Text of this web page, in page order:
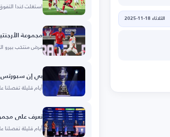
الثلاثاء 18-11-2025
استغلت كندا التفوق
مجموعة
فرض منتخب بيرو
بي إن سبورتس
أيام قليلة تفصلنا
تعرف على
أيام قليلة تفصلنا على